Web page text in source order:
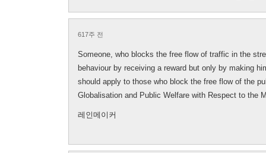
617주 전
Someone, who blocks the free flow of traffic in the
behaviour by receiving a reward but only by making
should apply to those who block the free flow of the
Globalisation and Public Welfare with Respect to the
레인메이커